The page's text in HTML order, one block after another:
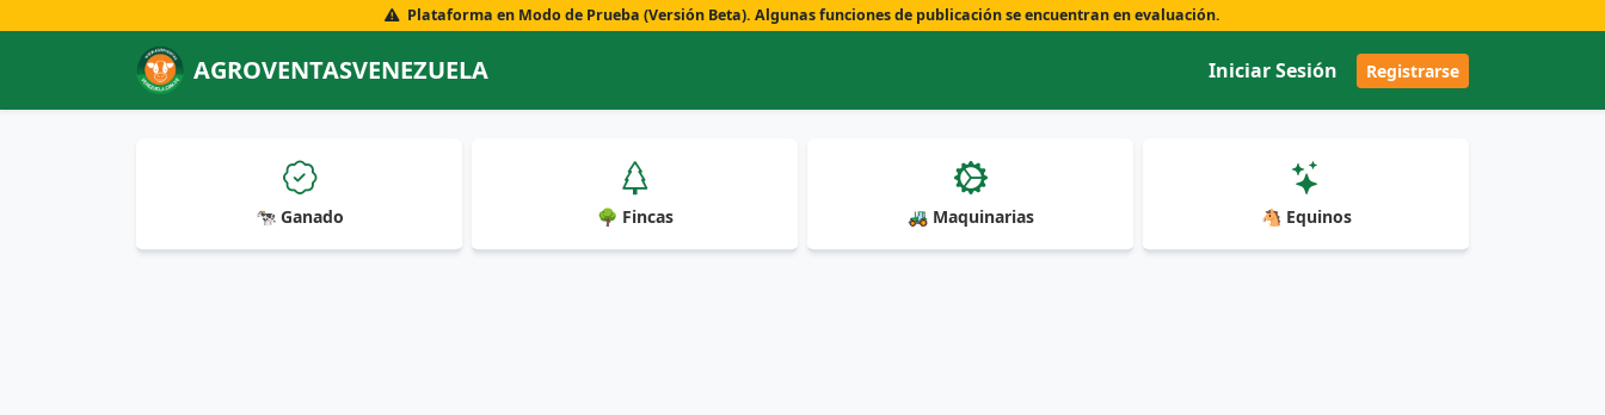
Plataforma en Modo de Prueba (Versión Beta). Algunas funciones de publicación se encuentran en evaluación.
AGROVENTASVENEZUELA Iniciar Sesión Registrarse
🐄 Ganado 🌳 Fincas 🚜 Maquinarias 🐴 Equinos